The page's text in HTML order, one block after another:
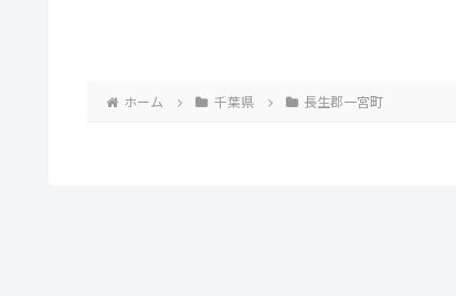
ホーム 千葉県 長生郡一宮町